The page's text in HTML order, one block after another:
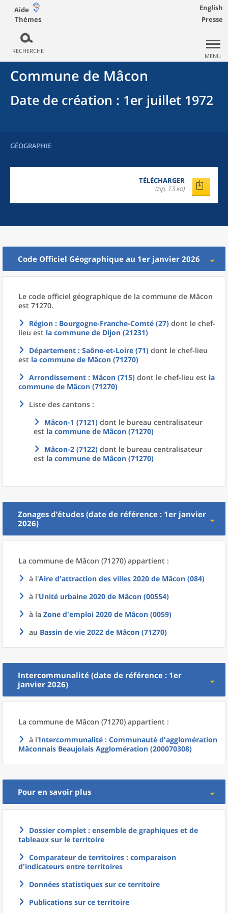
Aide
Thèmes
RECHERCHE
English
Presse
MENU
Commune de Mâcon
Date de création : 1er juillet 1972
GÉOGRAPHIE
TÉLÉCHARGER
(zip, 13 ko)
Code Officiel Géographique au 1er janvier 2026
Le code officiel géographique de la commune de Mâcon
est 71270.
Région : Bourgogne-Franche-Comté (27) dont le chef-
lieu est la commune de Dijon (21231)
Département : Saône-et-Loire (71) dont le chef-lieu
est la commune de Mâcon (71270)
Arrondissement : Mâcon (715) dont le chef-lieu est la
commune de Mâcon (71270)
Liste des cantons :
Mâcon-1 (7121) dont le bureau centralisateur
est la commune de Mâcon (71270)
Mâcon-2 (7122) dont le bureau centralisateur
est la commune de Mâcon (71270)
Zonages d’études (date de référence : 1er janvier
2026)
La commune de Mâcon (71270) appartient :
à l'Aire d'attraction des villes 2020 de Mâcon (084)
à l'Unité urbaine 2020 de Mâcon (00554)
à la Zone d'emploi 2020 de Mâcon (0059)
au Bassin de vie 2022 de Mâcon (71270)
Intercommunalité (date de référence : 1er
janvier 2026)
La commune de Mâcon (71270) appartient :
à l'Intercommunalité : Communauté d'agglomération
Mâconnais Beaujolais Agglomération (200070308)
Pour en savoir plus
Dossier complet : ensemble de graphiques et de
tableaux sur le territoire
Comparateur de territoires : comparaison
d'indicateurs entre territoires
Données statistiques sur ce territoire
Publications sur ce territoire